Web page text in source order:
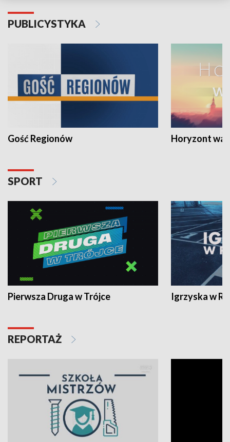
PUBLICYSTYKA
Gość Regionów Horyzont
SPORT
Pierwsza Druga w Trójce Igrzyska w
REPORTAŻ